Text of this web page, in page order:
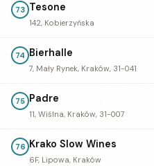
73 Tesone
142, Kobierzyńska
74 Bierhalle
7, Mały Rynek, Kraków, 31-041
75 Padre
11, Wiślna, Kraków, 31-007
76 Krako Slow Wines
6F, Lipowa, Kraków